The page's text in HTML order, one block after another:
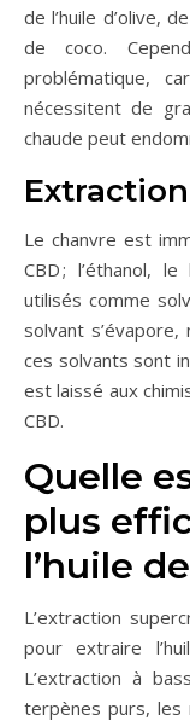
de l’huile d’olive,
de coco.
problématique,
nécessitent de
chaude peut
Le chanvre est
CBD ; l’éthanol,
utilisés comme
solvant s’évapore,
ces solvants sont
est laissé aux
CBD.
Quelle
plus
l’huile
L’extraction
pour extraire
L’extraction à
terpènes purs, les